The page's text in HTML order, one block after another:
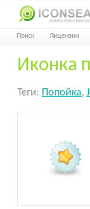
Поиск Лицензии
Иконка
Теги: Попойка,